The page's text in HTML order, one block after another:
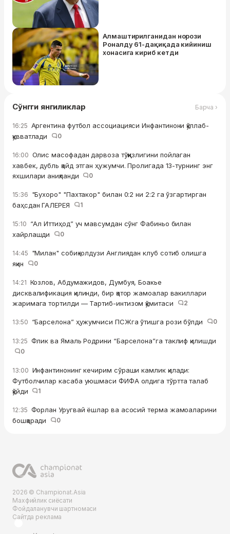
Алмаштирилганидан норози
Роналду 61-дақиқада кийиниш
хонасига кириб кетди
Сўнгги янгиликлар Барча ›
16:25 Аргентина футбол ассоциацияси Инфантинони қўллаб-
қувватлади
0
16:00 Олис масофадан дарвоза тўққизлигини пойлаган
хавбек, дубль қайд этган ҳужумчи. Пролигада 13-турнинг энг
яхшилари аниқланди
0
15:36 "Бухоро" "Пахтакор" билан 0:2 ни 2:2 га ўзгартирган
баҳсдан ГАЛЕРЕЯ
1
15:10 “Ал Иттиҳод” уч мавсумдан сўнг Фабиньо билан
хайрлашди
0
14:45 "Милан" собиқ юлдузи Англиядан клуб сотиб олишга
яқин
0
14:21 Козлов, Абдумажидов, Думбуя, Боакье
дисквалификация қилинди, бир қатор жамоалар вакиллари
жаримага тортилди — Тартиб-интизом қўмитаси
2
13:50 “Барселона” ҳужумчиси ПСЖга ўтишга рози бўлди 0
13:25 Флик ва Ямаль Родрини “Барселона”га таклиф қилишди
0
13:00 Инфантинонинг кечирим сўраши камлик қилади:
Футболчилар касаба уюшмаси ФИФА олдига тўртта талаб
қўйди
1
12:35 Форлан Уругвай ёшлар ва асосий терма жамоаларини
бошқаради
0
2026 © Championat.Asia
Махфийлик сиёсати
Фойдаланувчи шартномаси
Сайтда реклама